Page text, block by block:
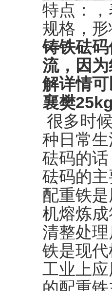
特点：
规格，
铸铁砝
流，因
解详情
襄樊
很多时
种日常
砝码的
砝码的
配重铁
机熔炼
清整处
铁是现
工业上